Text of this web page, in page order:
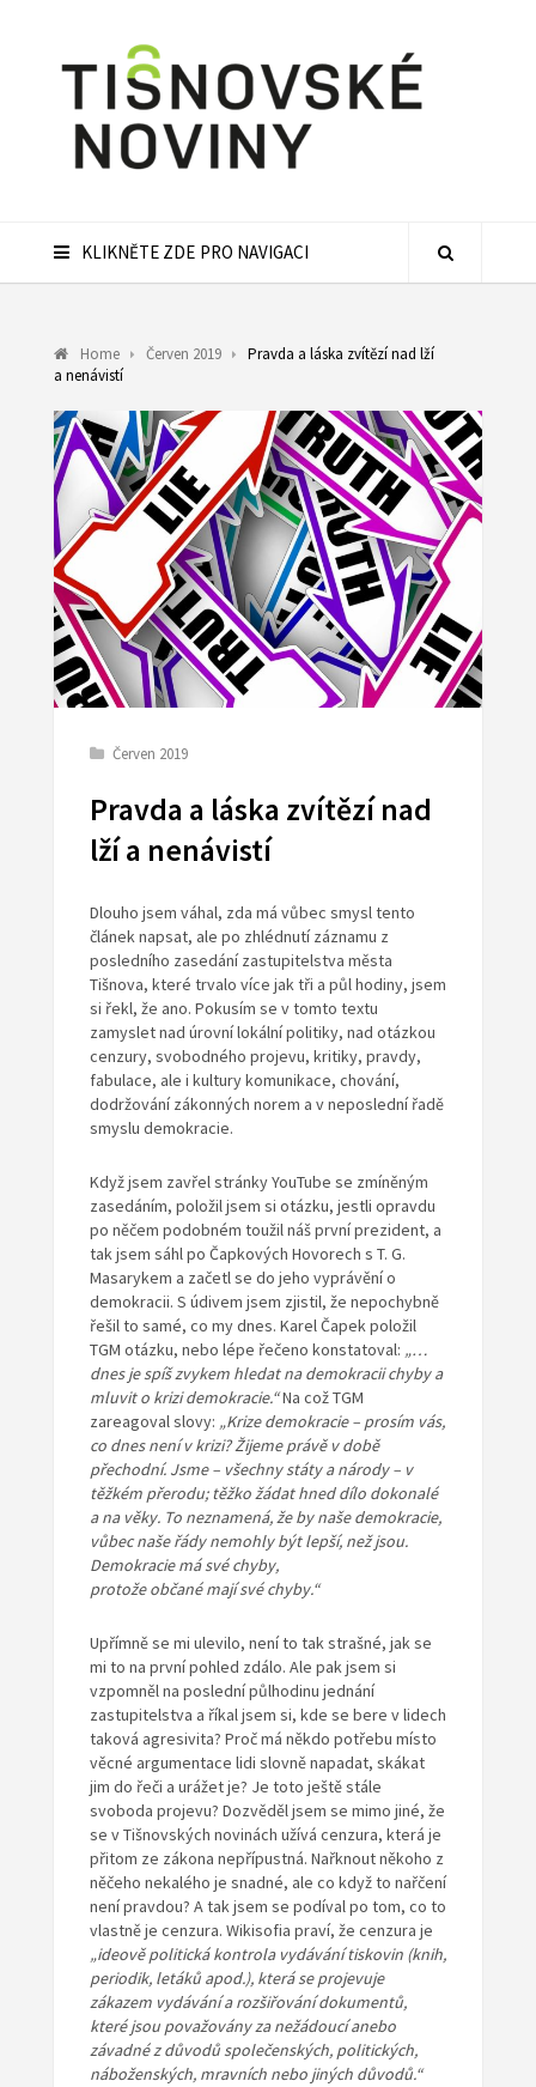
KLIKNĚTE ZDE PRO NAVIGACI
Home Červen 2019
Pravda a láska zvítězí nad lží
a nenávistí
Červen 2019
Pravda a láska zvítězí nad
lží a nenávistí
Dlouho jsem váhal, zda má vůbec smysl tento
článek napsat, ale po zhlédnutí záznamu z
posledního zasedání zastupitelstva města
Tišnova, které trvalo více jak tři a půl hodiny, jsem
si řekl, že ano. Pokusím se v tomto textu
zamyslet nad úrovní lokální politiky, nad otázkou
cenzury, svobodného projevu, kritiky, pravdy,
fabulace, ale i kultury komunikace, chování,
dodržování zákonných norem a v neposlední řadě
smyslu demokracie.
Když jsem zavřel stránky YouTube se zmíněným
zasedáním, položil jsem si otázku, jestli opravdu
po něčem podobném toužil náš první prezident, a
tak jsem sáhl po Čapkových Hovorech s T. G.
Masarykem a začetl se do jeho vyprávění o
demokracii. S údivem jsem zjistil, že nepochybně
řešil to samé, co my dnes. Karel Čapek položil
TGM otázku, nebo lépe řečeno konstatoval: „…
dnes je spíš zvykem hledat na demokracii chyby a
mluvit o krizidemokracie.“Na což TGM
zareagoval slovy: „Krize demokracie – prosím vás,
co dnes není v krizi? Žijeme právě v době
přechodní. Jsme – všechny státy a národy – v
těžkém přerodu; těžko žádat hneddílo dokonalé
a na věky. To neznamená, že by naše demokracie,
vůbecnaše řády nemohly být lepší, než jsou.
Demokracie má své chyby,
protože občané mají své chyby.“
Upřímně se mi ulevilo, není to tak strašné, jak se
mi to na první pohled zdálo. Ale pak jsem si
vzpomněl na poslední půlhodinu jednání
zastupitelstva a říkal jsem si, kde se bere v lidech
taková agresivita? Proč má někdo potřebu místo
věcné argumentace lidi slovně napadat, skákat
jim do řeči a urážet je? Je toto ještě stále
svoboda projevu? Dozvěděl jsem se mimo jiné, že
se v Tišnovských novinách užívá cenzura, která je
přitom ze zákona nepřípustná. Nařknout někoho z
něčeho nekalého je snadné, ale co když to nařčení
není pravdou? A tak jsem se podíval po tom, co to
vlastně je cenzura. Wikisofia praví, že cenzura je
„ideověpolitická kontrola vydávání tiskovin (knih,
periodik, letáků apod.), která se projevuje
zákazem vydávání a rozšiřování dokumentů,
kteréjsou považovány za nežádoucí anebo
závadné z důvodů společenských, politických,
náboženských, mravních nebo jiných důvodů.“